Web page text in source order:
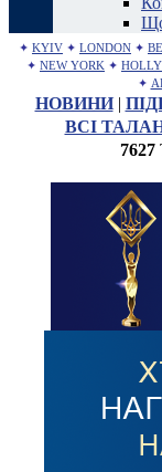
✦ KYIV ✦ LONDON ✦
✦ NEW YORK ✦
✦
НОВИНИ|
ВСІ
7627